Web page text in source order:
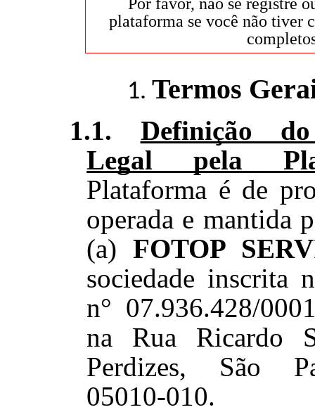
Por favor, não se registre
plataforma se você não tiver
Termos
1.1. Definição do
Legal pela
Plataforma é de
operada e mantida
(a)FOTOP
sociedade inscrita
n° 07.936.428/
na Rua Ricardo
Perdizes, São
05010-010.